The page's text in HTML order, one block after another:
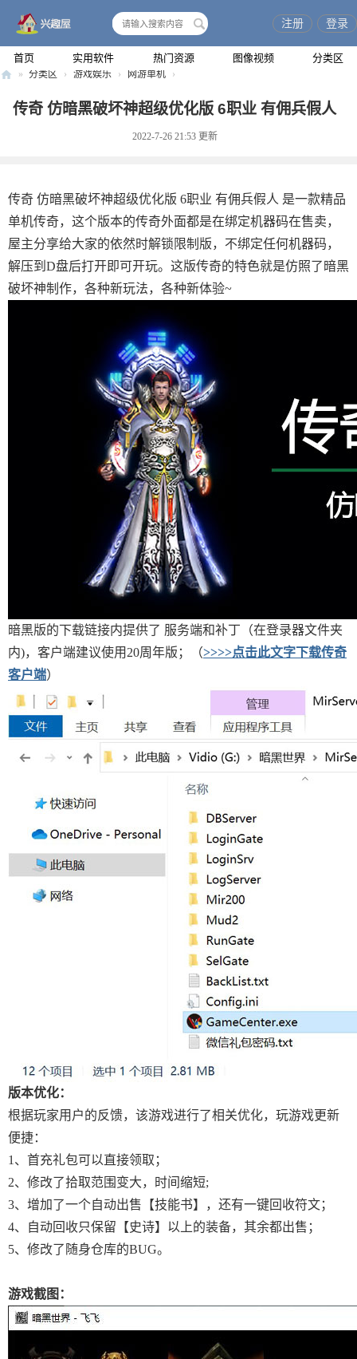
首页 实用软件 热门资源 图像视频 分类区
注册 登录
» 分类区 › 游戏娱乐 › 网游单机 ›
传奇 仿暗黑破坏神超级优化版 6职业 有佣兵假人
2022-7-26 21:53 更新
传奇 仿暗黑破坏神超级优化版 6职业 有佣兵假人 是一款精品
单机传奇，这个版本的传奇外面都是在绑定机器码在售卖，
屋主分享给大家的依然时解锁限制版，不绑定任何机器码，
解压到D盘后打开即可开玩。这版传奇的特色就是仿照了暗黑
破坏神制作，各种新玩法，各种新体验~
暗黑版的下载链接内提供了 服务端和补丁（在登录器文件夹
内)，客户端建议使用20周年版；（>>>>点击此文字下载传奇
客户端）
版本优化：
根据玩家用户的反馈，该游戏进行了相关优化，玩游戏更新
便捷：
1、首充礼包可以直接领取；
2、修改了拾取范围变大，时间缩短;
3、增加了一个自动出售【技能书】，还有一键回收符文；
4、自动回收只保留【史诗】以上的装备，其余都出售；
5、修改了随身仓库的BUG。
游戏截图：